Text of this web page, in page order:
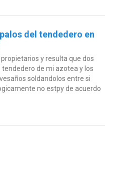
del tendedero en
y resulta que dos
de mi azotea y los
soldandolos entre si
no estpy de acuerdo